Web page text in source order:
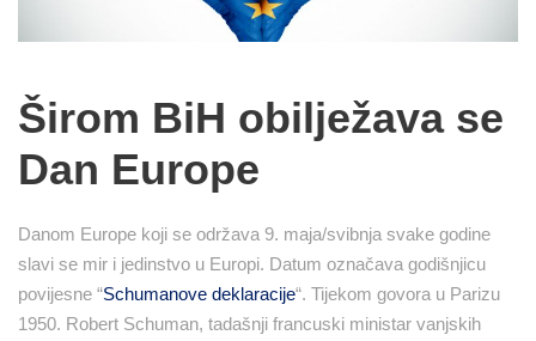
Širom BiH obilježava se
Dan Europe
Danom Europe koji se održava 9. maja/svibnja svake godine
slavi se mir i jedinstvo u Europi. Datum označava godišnjicu
povijesne “Schumanove deklaracije“. Tijekom govora u Parizu
1950. Robert Schuman, tadašnji francuski ministar vanjskih